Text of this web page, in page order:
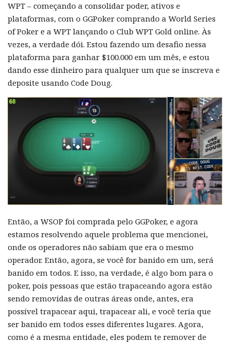
WPT – começando a consolidar poder, ativos e
plataformas, com o GGPoker comprando a World Series
of Poker e a WPT lançando o Club WPT Gold online. Às
vezes, a verdade dói. Estou fazendo um desafio nessa
plataforma para ganhar $100.000 em um mês, e estou
dando esse dinheiro para qualquer um que se inscreva e
deposite usando Code Doug.
Então, a WSOP foi comprada pelo GGPoker, e agora
estamos resolvendo aquele problema que mencionei,
onde os operadores não sabiam que era o mesmo
operador. Então, agora, se você for banido em um, será
banido em todos. E isso, na verdade, é algo bom para o
poker, pois pessoas que estão trapaceando agora estão
sendo removidas de outras áreas onde, antes, era
possível trapacear aqui, trapacear ali, e você teria que
ser banido em todos esses diferentes lugares. Agora,
como é a mesma entidade, eles podem te remover de